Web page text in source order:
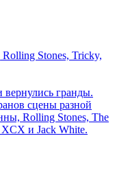
Stones, Tricky,
гранды.
сцены разной
Rolling Stones, The
XCX и Jack White.